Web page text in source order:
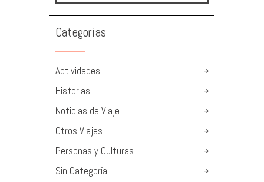
Categorias
Actividades
Historias
Noticias de Viaje
Otros Viajes.
Personas y Culturas
Sin Categoría